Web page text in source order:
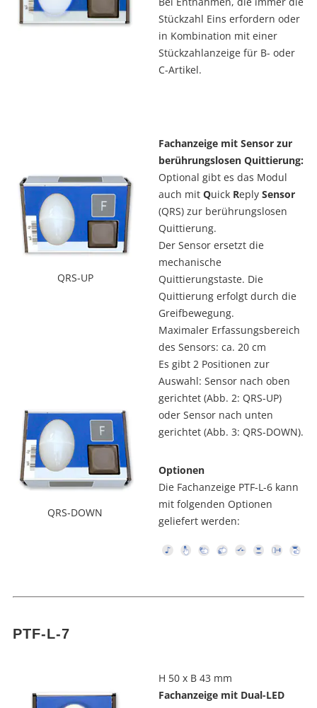
QRS-UP
QRS-DOWN
Stückzahl Eins erfordern oder
in Kombination mit einer
Stückzahlanzeige für B- oder
C-Artikel.
Fachanzeige mit Sensor zur
berührungslosen Quittierung:
Optional gibt es das Modul
auch mit Quick Reply Sensor
(QRS) zur berührungslosen
Quittierung.
Der Sensor ersetzt die
mechanische
Quittierungstaste. Die
Quittierung erfolgt durch die
Greifbewegung.
Maximaler Erfassungsbereich
des Sensors: ca. 20 cm
Es gibt 2 Positionen zur
Auswahl: Sensor nach oben
gerichtet (Abb. 2: QRS-UP)
oder Sensor nach unten
gerichtet (Abb. 3: QRS-DOWN).
Optionen
Die Fachanzeige PTF-L-6 kann
mit folgenden Optionen
geliefert werden:
PTF-L-7
H 50 x B 43 mm
Fachanzeige mit Dual-LED